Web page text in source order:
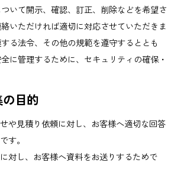
いて開示、確認、訂正、削除などを希望さ
いただければ適切に対応させていただきま
る法令、その他の規範を遵守するととも
に管理するために、セキュリティの確保・
目的
や見積り依頼に対し、お客様へ適切な回答
す。
対し、お客様へ資料をお送りするためで